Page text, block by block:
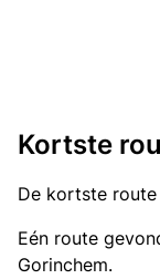
Kortste
De kortste
Eén route
Gorinchem.